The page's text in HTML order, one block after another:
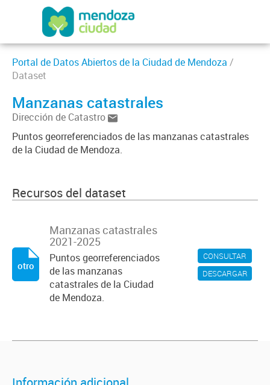
Portal de Datos Abiertos de la Ciudad de Mendoza /
Dataset
Manzanas catastrales
Dirección de Catastro
Puntos georreferenciados de las manzanas catastrales
de la Ciudad de Mendoza.
Recursos del dataset
CONSULTAR
DESCARGAR
Manzanas catastrales
2021-2025
Puntos georreferenciados
de las manzanas
catastrales de la Ciudad
de Mendoza.
otro